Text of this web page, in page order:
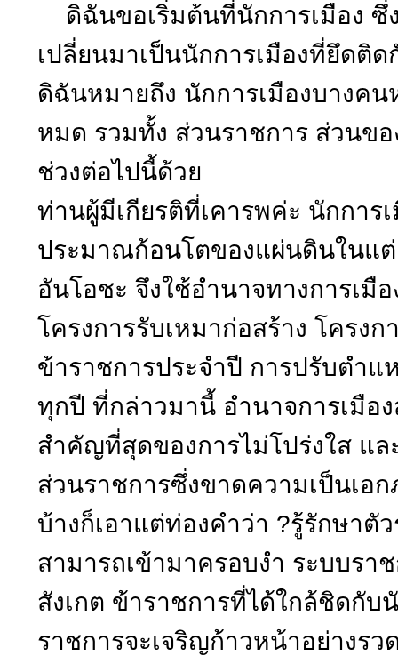
ดิฉันขอเริ่มต้นที่นักการเมือง ซึ่
เปลี่ยนมาเป็นนักการเมืองที่ยึดติ
ดิฉันหมายถึง นักการเมืองบางค
หมด รวมทั้ง ส่วนราชการ ส่วนข
ช่วงต่อไปนี้ด้วย
ท่านผู้มีเกียรติที่เคารพค่ะ นักการ
ประมาณก้อนโตของแผ่นดินในแ
อันโอชะ จึงใช้อำนาจทางการเมื
โครงการรับเหมาก่อสร้าง โครง
ข้าราชการประจำปี การปรับตำแ
ทุกปี ที่กล่าวมานี้ อำนาจการเมือ
สำคัญที่สุดของการไม่โปร่งใส แ
ส่วนราชการซึ่งขาดความเป็นเอ
บ้างก็เอาแต่ท่องคำว่า ?รู้รักษาตั
สามารถเข้ามาครอบงำ ระบบร
สังเกต ข้าราชการที่ได้ใกล้ชิดกับ
ราชการจะเจริญก้าวหน้าอย่างร